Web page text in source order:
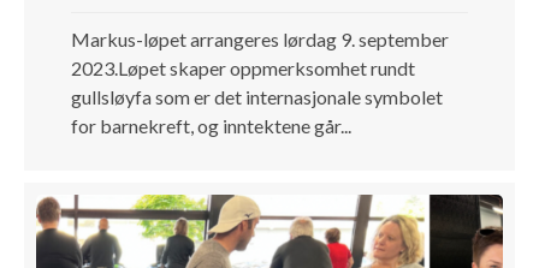
Markus-løpet arrangeres lørdag 9. september
2023.Løpet skaper oppmerksomhet rundt
gullsløyfa som er det internasjonale symbolet
for barnekreft, og inntektene går...